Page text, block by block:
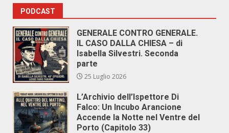
PODCAST
GENERALE CONTRO GENERALE.
IL CASO DALLA CHIESA – di
Isabella Silvestri. Seconda
parte
25 Luglio 2026
L’Archivio dell’Ispettore Di
Falco: Un Incubo Arancione
Accende la Notte nel Ventre del
Porto (Capitolo 33)